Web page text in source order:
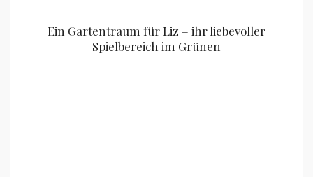
Ein Gartentraum für Liz – ihr liebevoller
Spielbereich im Grünen